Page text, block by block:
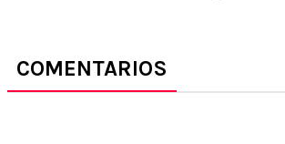
COMENTARIOS